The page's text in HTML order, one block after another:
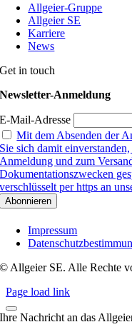
Allgeier-Gruppe
Allgeier SE
Karriere
News
Get in touch
Newsletter-Anmeldung
E-Mail-Adresse
Mit dem Absenden der
Sie sich damit
Anmeldung und zum
Dokumentationszwecken
verschlüsselt per https an
Impressum
© Allgeier SE. Alle Rechte
Page load link
Ihre Nachricht an das